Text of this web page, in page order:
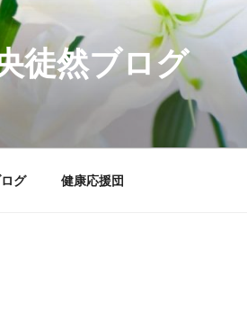
徒然ブログ
グ 健康応援団